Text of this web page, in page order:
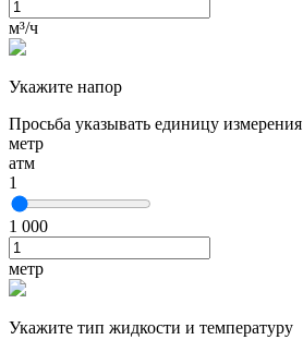
м³/ч
Укажите напор
Просьба указывать единицу измерения
метр
атм
1
1 000
метр
Укажите тип жидкости и температуру